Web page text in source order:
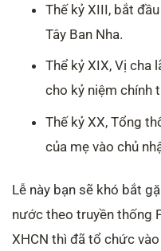
Thế kỷ XIII, bắt
Tây Ban Nha.
Thể kỷ XIX, Vị cha
cho kỷ niệm chính
Thế kỷ XX, Tổng
của mẹ vào chủ
Lễ này bạn sẽ khó bắt
nước theo truyền thống
XHCN thì đã tổ chức